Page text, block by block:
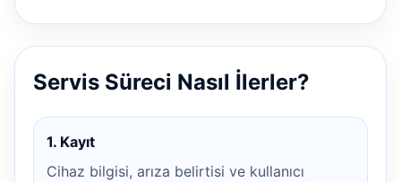
Servis Süreci Nasıl İlerler?
1. Kayıt
Cihaz bilgisi, arıza belirtisi ve kullanıcı